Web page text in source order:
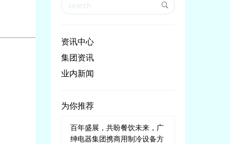
资讯中心
集团资讯
业内新闻
为你推荐
百年盛展，共盼餐饮未来，广
绅电器集团携商用制冷设备方